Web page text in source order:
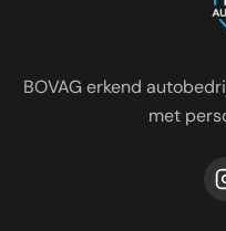
BOVAG erkend
met